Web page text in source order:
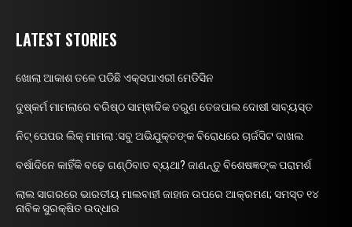
LATEST STORIES
ଖୋଲା ଆକାଶ ତଳେ ପଡିଛି ଏକ୍ସପାଏରୀ ମେଡିସିନ
ଦୁଷ୍କର୍ମ ମାମଲାରେ ବରିଷ୍ଠ ସାମ୍ଵାଦିକ ତରୁଣ ତେଜପାଲ ଦୋଷୀ ସାବ୍ୟସ୍ତ
ନିଟ୍ ପେପର ଲିକ୍ ମାମଲା :ସବୁ ଅଭିଯୁକ୍ତଙ୍କ ବିରୋଧରେ ଚାର୍ଜସିଟ ଦାଖଲ
ବର୍ଷାଦିନେ କାହିଁକି ବଢ଼େ ଗଣ୍ଠିବାତ ବ୍ୟଥା? ଜାଣନ୍ତୁ ବିଶେଷଜ୍ଞଙ୍କ ପରାମର୍ଶ
ଲାଲ ସାଗରରେ ଭାରତୀୟ ମାଲବାହୀ ଜାହାଜ ଉପରେ ଆକ୍ରମଣ; ସମସ୍ତ ୧୪
ନାବିକ ସୁରକ୍ଷିତ ଉଦ୍ଧାର